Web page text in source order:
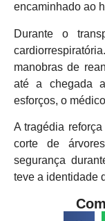
encaminhado ao
Durante o
manobras de
até a chegada
esforços, o
A tragédia
corte de
segurança
teve a identidade